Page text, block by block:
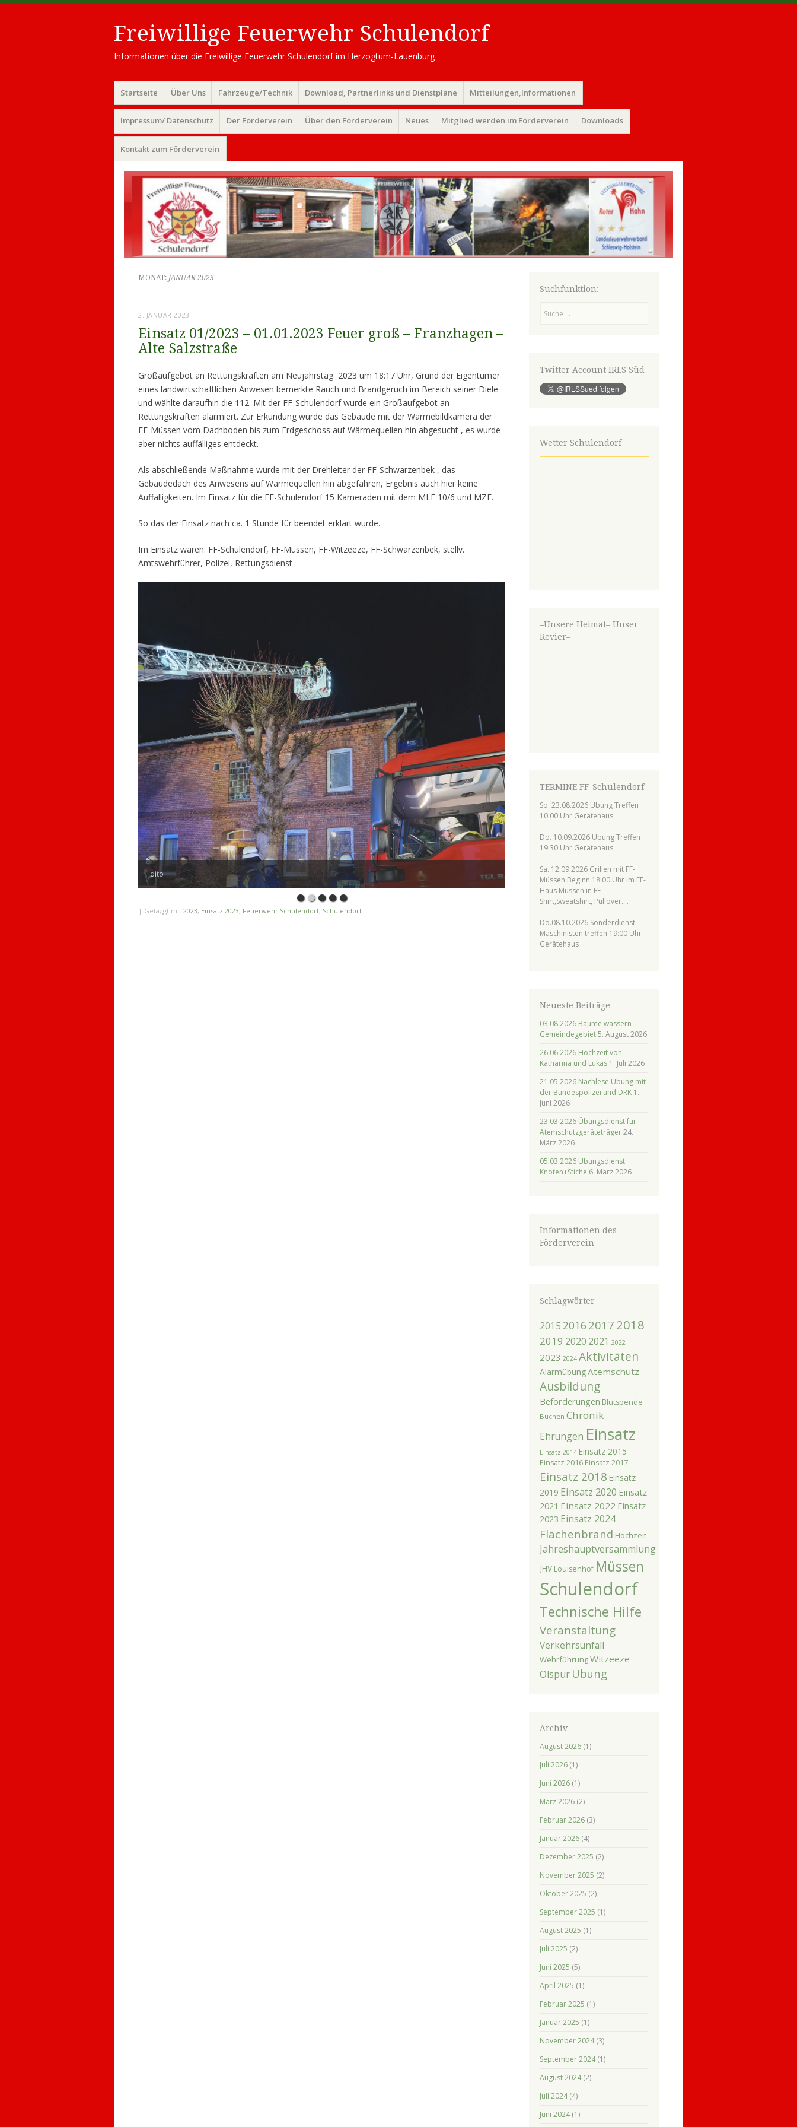
Freiwillige Feuerwehr Schulendorf
Informationen über die Freiwillige Feuerwehr Schulendorf im Herzogtum-Lauenburg
Menü
Zum
Inhalt
springen
Startseite Über Uns Fahrzeuge/Technik Download, Partnerlinks und Dienstpläne Mitteilungen,Informationen
Impressum/ Datenschutz Der Förderverein Über den Förderverein Neues Mitglied werden im Förderverein Downloads
Kontakt zum Förderverein
MONAT: JANUAR 2023
2. JANUAR 2023
Einsatz 01/2023 – 01.01.2023 Feuer groß – Franzhagen –
Alte Salzstraße
Großaufgebot an Rettungskräften am Neujahrstag 2023 um 18:17 Uhr, Grund der Eigentümer
eines landwirtschaftlichen Anwesen bemerkte Rauch und Brandgeruch im Bereich seiner Diele
und wählte daraufhin die 112. Mit der FF-Schulendorf wurde ein Großaufgebot an
Rettungskräften alarmiert. Zur Erkundung wurde das Gebäude mit der Wärmebildkamera der
FF-Müssen vom Dachboden bis zum Erdgeschoss auf Wärmequellen hin abgesucht , es wurde
aber nichts auffälliges entdeckt.
Als abschließende Maßnahme wurde mit der Drehleiter der FF-Schwarzenbek , das
Gebäudedach des Anwesens auf Wärmequellen hin abgefahren, Ergebnis auch hier keine
Auffälligkeiten. Im Einsatz für die FF-Schulendorf 15 Kameraden mit dem MLF 10/6 und MZF.
So das der Einsatz nach ca. 1 Stunde für beendet erklärt wurde.
Im Einsatz waren: FF-Schulendorf, FF-Müssen, FF-Witzeeze, FF-Schwarzenbek, stellv.
Amtswehrführer, Polizei, Rettungsdienst
dito
| Getaggt mit 2023, Einsatz 2023, Feuerwehr Schulendorf, Schulendorf
Suchfunktion:
Twitter Account IRLS Süd
Wetter Schulendorf
–Unsere Heimat– Unser
Revier–
TERMINE FF-Schulendorf
So. 23.08.2026 Übung Treffen
10:00 Uhr Gerätehaus
Do. 10.09.2026 Übung Treffen
19:30 Uhr Gerätehaus
Sa. 12.09.2026 Grillen mit FF-
Müssen Beginn 18:00 Uhr im FF-
Haus Müssen in FF
Shirt,Sweatshirt, Pullover….
Do.08.10.2026 Sonderdienst
Maschinisten treffen 19:00 Uhr
Gerätehaus
Neueste Beiträge
03.08.2026 Bäume wässern
Gemeindegebiet 5. August 2026
26.06.2026 Hochzeit von
Katharina und Lukas 1. Juli 2026
21.05.2026 Nachlese Übung mit
der Bundespolizei und DRK 1.
Juni 2026
23.03.2026 Übungsdienst für
Atemschutzgeräteträger 24.
März 2026
05.03.2026 Übungsdienst
Knoten+Stiche 6. März 2026
Informationen des
Förderverein
Schlagwörter
2015 2016 2017 2018
2019 2020 2021 2022
2023 2024 Aktivitäten
AlarmübungAtemschutz
Ausbildung
Beförderungen Blutspende
Büchen Chronik
Ehrungen Einsatz
Einsatz 2014 Einsatz 2015
Einsatz 2016 Einsatz 2017
Einsatz 2018 Einsatz
2019 Einsatz 2020 Einsatz
2021 Einsatz 2022 Einsatz
2023 Einsatz 2024
Flächenbrand Hochzeit
Jahreshauptversammlung
JHV Louisenhof Müssen
Schulendorf
Technische Hilfe
Veranstaltung
Verkehrsunfall
WehrführungWitzeeze
Ölspur Übung
Archiv
August 2026(1)
Juli 2026(1)
Juni 2026(1)
März 2026(2)
Februar 2026(3)
Januar 2026(4)
Dezember 2025 (2)
November 2025 (2)
Oktober 2025 (2)
September 2025 (1)
August 2025 (1)
Juli 2025 (2)
Juni 2025 (5)
April 2025 (1)
Februar 2025 (1)
Januar 2025 (1)
November 2024(3)
September 2024(1)
August 2024(2)
Juli 2024(4)
Juni 2024(1)